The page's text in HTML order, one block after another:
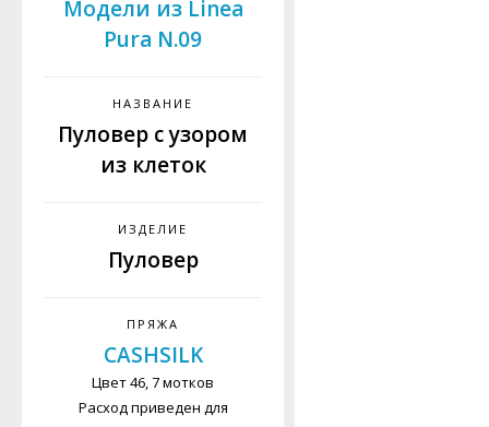
Модели из Linea
Pura N.09
НАЗВАНИЕ
Пуловер с узором
из клеток
ИЗДЕЛИЕ
Пуловер
ПРЯЖА
CASHSILK
Цвет 46, 7 мотков
Расход приведен для